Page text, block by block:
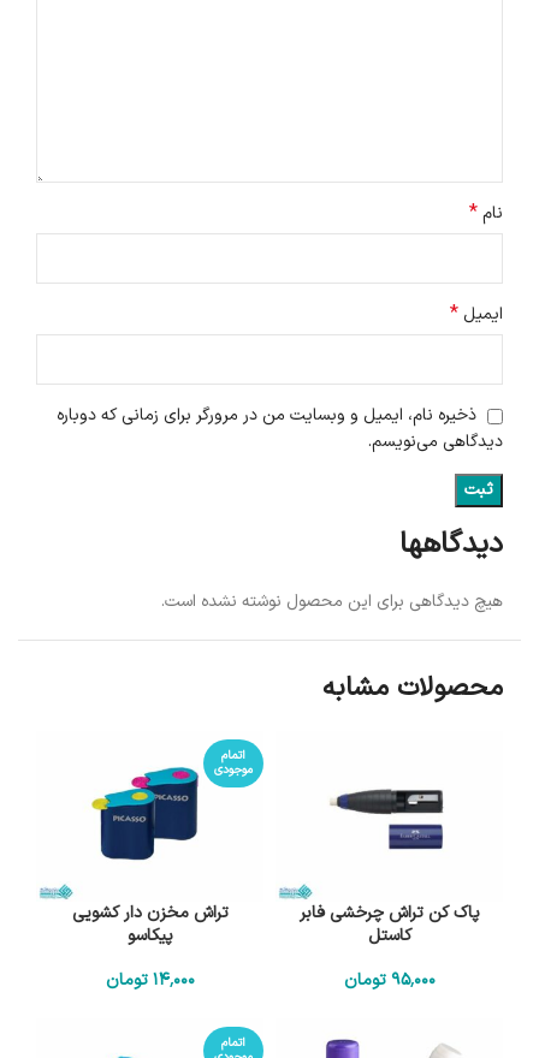
دیدگاهها
هیچ دیدگاهی برای این محصول نوشته نشده است.
نام*
ایمیل*
ذخیره نام، ایمیل و وبسایت من در مرورگر برای زمانی که دوباره
دیدگاهی می‌نویسم.
محصولات مشابه
پاک کن تراش چرخشی فابر
کاستل
95٬000 تومان
اتمام
موجودی
تراش مخزن دار کشویی
پیکاسو
14٬000 تومان
اتمام